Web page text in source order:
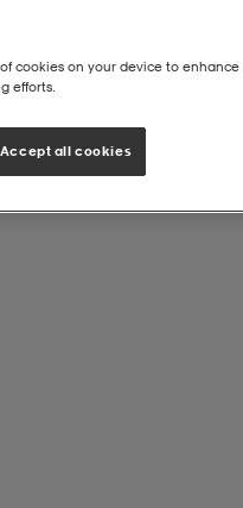
cookies on your device to enhance
efforts.
Accept all cookies